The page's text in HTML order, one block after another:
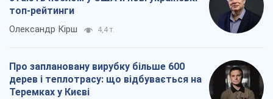
топ-рейтинги
Олександр Кірш 4,4 т.
Про заплановану вирубку більше 600
дерев і теплотрасу: що відбувається на
Теремках у Києві